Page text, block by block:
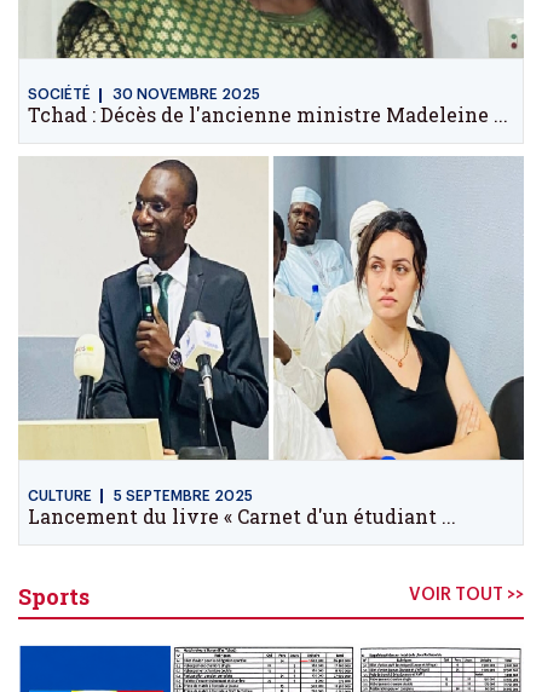
SOCIÉTÉ 30 NOVEMBRE 2025
Tchad : Décès de l'ancienne ministre Madeleine ...
CULTURE 5 SEPTEMBRE 2025
Lancement du livre « Carnet d'un étudiant ...
Sports VOIR TOUT >>